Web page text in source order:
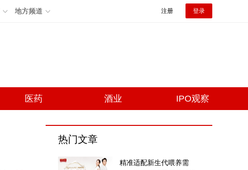
地方频道 注册 登录
医药 酒业 IPO观察
热门文章
精准适配新生代喂养需